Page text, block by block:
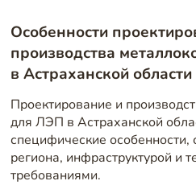
Особенности
производства
в Астраханской области
Проектирование и
для ЛЭП в Астраханской
специфические
региона, инфраструктурой и
требованиями.